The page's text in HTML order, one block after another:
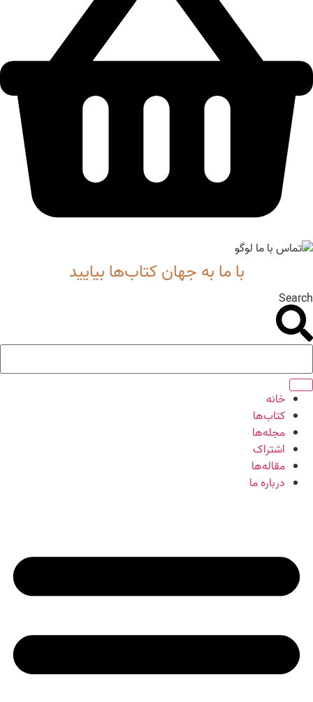
با ما به جهان کتاب‌ها بیایید
Search
خانه
کتاب‌ها
مجله‌ها
اشتراک
مقاله‌ها
درباره ما